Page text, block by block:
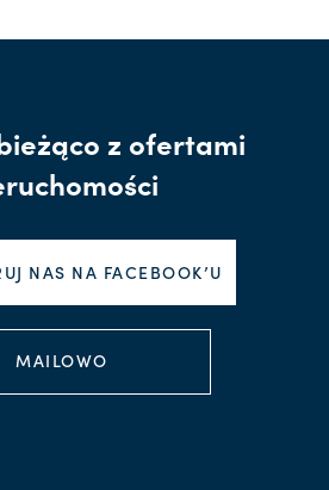
z ofertami
NAS NA FACEBOOK’U
MAILOWO